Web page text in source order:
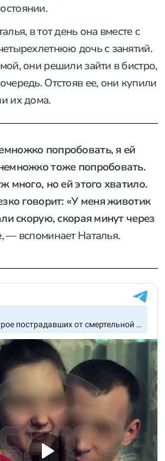
в тот день она вместе с
дочь с занятий.
они решили зайти в бистро,
Отстояв ее, они купили
их дома.
попробовать, я ей
тоже попробовать.
много, но ей этого хватило.
говорит: «У меня животик
скорую, скорая минут через
, — вспоминает Наталья.